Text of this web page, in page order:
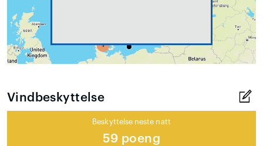
Vindbeskyttelse
Beskyttelse neste natt
59 poeng